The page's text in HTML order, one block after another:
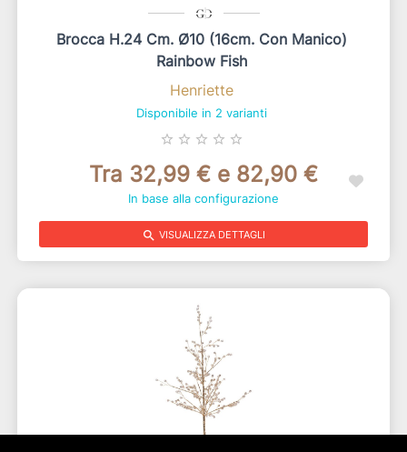
Brocca H.24 Cm. Ø10 (16cm. Con Manico)
Rainbow Fish
Henriette
Disponibile in 2 varianti
star_border star_border star_border star_border star_border
Tra 32,99 € e 82,90 €
In base alla configurazione
search VISUALIZZA DETTAGLI